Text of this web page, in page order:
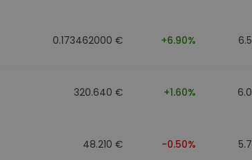
0.173462000 € +6.90%
320.640 € +1.60%
48.210 € -0.50%